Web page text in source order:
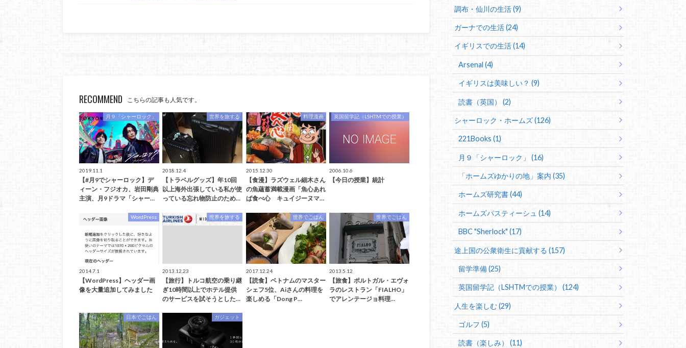
RECOMMEND こちらの記事も人気です。
月９「シャーロック」
2019.11.1
【#月9でシャーロック】デ
ィーン・フジオカ、岩田剛典
主演、月9ドラマ「シャー…
世界を旅する
2018.12.4
【トラベルグッズ】年10回
以上海外出張している私が使
っている忘れ物防止のため…
料理漫画
2015.12.30
【食漫】ラズウェル細木さん
の魚蘊蓄満載漫画「魚心あれ
ば食べ心 キュイジーヌマ…
英国留学記（LSHTMでの授業）
2006.10.6
【今日の授業】統計
WordPress
2014.7.1
【WordPress】ヘッダー画
像を大量追加してみました
世界を旅する
2013.12.23
【旅行】トルコ航空の乗り継
ぎ10時間以上でホテル提供
のサービスを試そうとした…
世界でごはん
2017.12.24
【読食】ベトナムのマスター
シェフ5位、Aiさんの料理を
楽しめる「Dong P…
世界でごはん
2013.5.12
【旅食】ポルトガル・エヴォ
ラのレストラン「FIALHO」
でアレンテージョ料理…
日本でごはん ガジェット
調布・仙川の生活 (9)
ガーナでの生活 (24)
イギリスでの生活 (14)
Arsenal (4)
イギリスは美味しい？ (9)
読書（英国） (2)
シャーロック・ホームズ (126)
221Books (1)
月９「シャーロック」 (16)
「ホームズゆかりの地」案内 (35)
ホームズ研究書 (44)
ホームズパスティーシュ (14)
BBC "Sherlock" (17)
途上国の公衆衛生に貢献する (157)
留学準備 (25)
英国留学記（LSHTMでの授業） (124)
人生を楽しむ (29)
ゴルフ (5)
読書（楽しみ） (11)